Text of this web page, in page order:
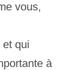
vous,
et qui
à